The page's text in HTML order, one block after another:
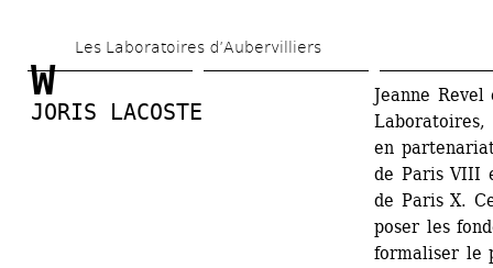
au
principal
Les Laboratoires d’Aubervilliers
W
JORIS LACOSTE
Jeanne
Laboratoires,
en
de Paris VIII
de Paris X.
poser les
formaliser le